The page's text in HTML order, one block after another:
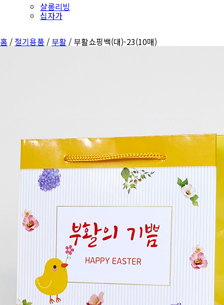
샬롬리빙
십자가
홈 / 절기용품 / 부활/ 부활쇼핑백(대)-23(10매)